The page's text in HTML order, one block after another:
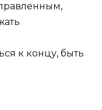
к концу, быть